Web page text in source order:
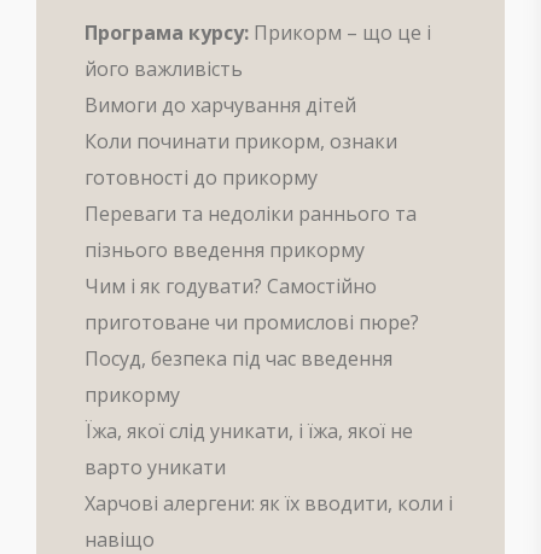
Програма курсу: Прикорм – що це і
його важливість
Вимоги до харчування дітей
Коли починати прикорм, ознаки
готовності до прикорму
Переваги та недоліки раннього та
пізнього введення прикорму
Чим і як годувати? Самостійно
приготоване чи промислові пюре?
Посуд, безпека під час введення
прикорму
Їжа, якої слід уникати, і їжа, якої не
варто уникати
Харчові алергени: як їх вводити, коли і
навіщо